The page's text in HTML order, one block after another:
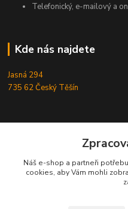
Telefonický, e-mailový a
Kde nás najdete
Jasná 294
735 62 Český Těšín
Náš e-shop a partneři
cookies, aby Vám mohli